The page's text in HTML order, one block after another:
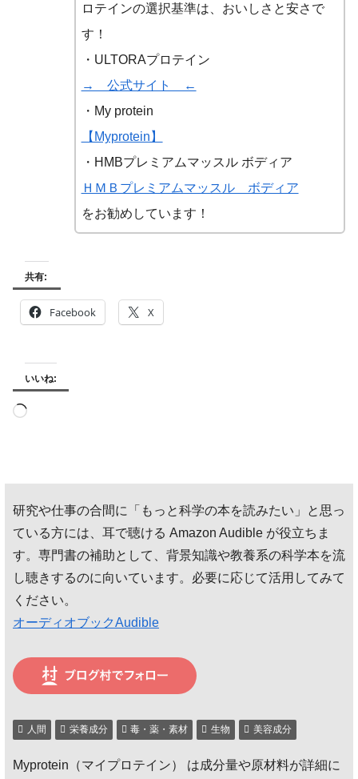
ロテインの選択基準は、おいしさと安さで
す！
・ULTORAプロテイン
→ 公式サイト ←
・My protein
【Myprotein】
・HMBプレミアムマッスル ボディア
ＨＭＢプレミアムマッスル ボディア
をお勧めしています！
共有:
Facebook X
いいね:
読
中…
研究や仕事の合間に「もっと科学の本を読みたい」と思っ
ている方には、耳で聴ける Amazon Audible が役立ちま
す。専門書の補助として、背景知識や教養系の科学本を流
し聴きするのに向いています。必要に応じて活用してみて
ください。
オーディオブックAudible
人間 栄養成分 毒・薬・素材 生物 美容成分
Myprotein（マイプロテイン） は成分量や原材料が詳細に